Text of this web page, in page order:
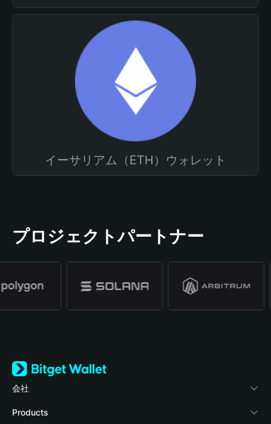
イーサリアム（ETH）ウォレット
プロジェクトパートナー
会社
Bitget Walletについて
Products